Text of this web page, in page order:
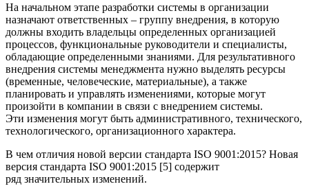
На начальном этапе разработки системы в организации
назначают ответственных – группу внедрения, в которую
должны входить владельцы определенных организацией
процессов, функциональные руководители и специалисты,
обладающие определенными знаниями. Для результативного
внедрения системы менеджмента нужно выделять ресурсы
(временные, человеческие, материальные), а также
планировать и управлять изменениями, которые могут
произойти в компании в связи с внедрением системы.
Эти изменения могут быть административного, технического,
технологического, организационного характера.
В чем отличия новой версии стандарта ISO 9001:2015? Новая
версия стандарта ISO 9001:2015 [5] содержит
ряд значительных изменений.